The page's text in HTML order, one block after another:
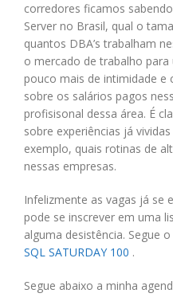
corredores ficamos
Server no Brasil, qual o
quantos DBA’s trabalham
o mercado de trabalho
pouco mais de intimidade e
sobre os salários pagos
profisisonal dessa área. É
sobre experiências já
exemplo, quais rotinas de
nessas empresas.
Infelizmente as vagas já se
pode se inscrever em uma
alguma desistência. Segue
SQL SATURDAY 100 .
Segue abaixo a minha